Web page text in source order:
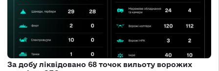
За добу ліквідовано 68 точок вильоту ворожих